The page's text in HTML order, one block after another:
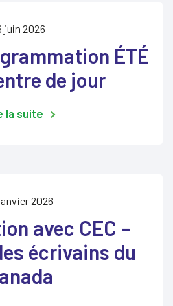
juin 2026
ÉTÉ
de jour
la suite
2026
avec CEC –
écrivains du